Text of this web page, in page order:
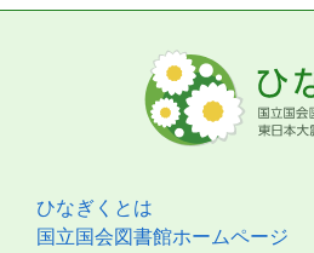
ひなぎくとは
国立国会図書館ホームページ